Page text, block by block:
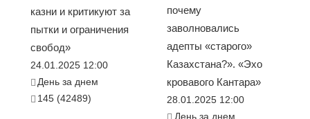
казни и критикуют за
пытки и ограничения
свобод»
24.01.2025 12:00
День за днем
145 (42489)
почему
заволновались
адепты «старого»
Казахстана?». «Эхо
кровавого Кантара»
28.01.2025 12:00
День за днем